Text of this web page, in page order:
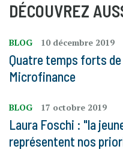
DÉCOUVREZ
BLOG 10 décembre 2019
Quatre temps forts
Microfinance
BLOG 17 octobre 2019
Laura Foschi : "la
représentent nos